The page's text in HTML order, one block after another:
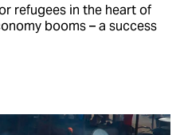
refugees in the heart of
booms – a success